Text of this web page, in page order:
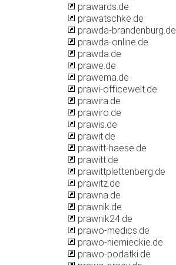
prawards.de
prawatschke.de
prawda-brandenburg.de
prawda-online.de
prawda.de
prawe.de
prawema.de
prawi-officewelt.de
prawira.de
prawiro.de
prawis.de
prawit.de
prawitt-haese.de
prawitt.de
prawittplettenberg.de
prawitz.de
prawna.de
prawnik.de
prawnik24.de
prawo-medics.de
prawo-niemieckie.de
prawo-podatki.de